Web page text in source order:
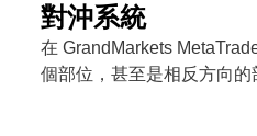
對沖系統
在 GrandMarkets
個部位，甚至是相反方向的